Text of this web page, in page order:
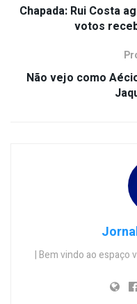
Chapada: Rui Costa
votos
Não vejo como
| Bem vindo ao espaço